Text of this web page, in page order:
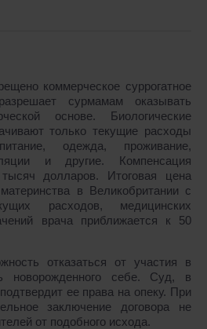
коммерческое суррогатное
сурмамам оказывать
основе. Биологические
только текущие расходы
одежда, проживание,
и другие. Компенсация
долларов. Итоговая цена
материнства в Великобритании с
расходов, медицинских
врача приближается к 50
отказаться от участия в
новорожденного себе. Суд, в
ее права на опеку. При
заключение договора не
от подобного исхода.